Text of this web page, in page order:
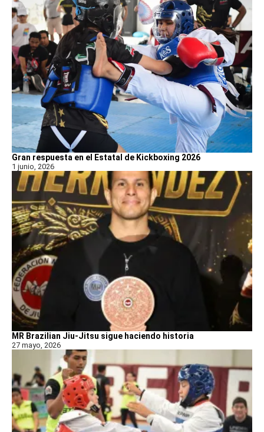
Gran respuesta en el Estatal de Kickboxing 2026
1 junio, 2026
MR Brazilian Jiu-Jitsu sigue haciendo historia
27 mayo, 2026